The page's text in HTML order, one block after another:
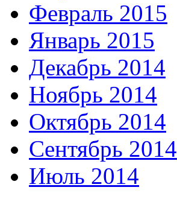
Февраль 2015
Январь 2015
Декабрь 2014
Ноябрь 2014
Октябрь 2014
Сентябрь 2014
Июль 2014